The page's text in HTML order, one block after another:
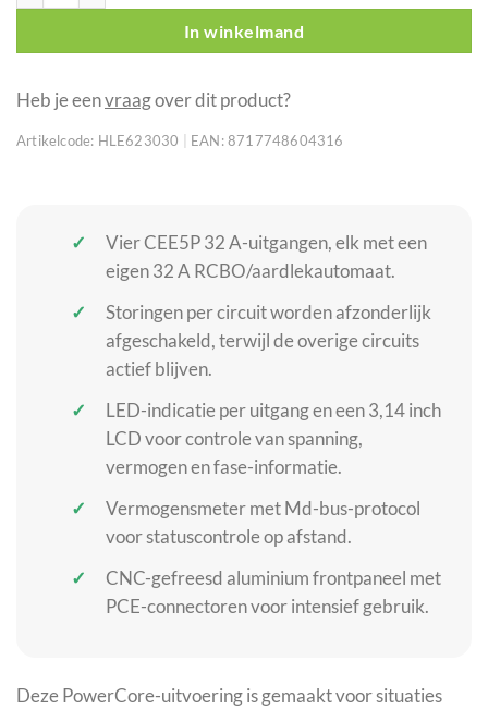
In winkelmand
Heb je eenvraagover dit product?
Artikelcode: HLE623030 EAN: 8717748604316
Vier CEE5P 32 A-uitgangen, elk met een
eigen 32 A RCBO/aardlekautomaat.
Storingen per circuit worden afzonderlijk
afgeschakeld, terwijl de overige circuits
actief blijven.
LED-indicatie per uitgang en een 3,14 inch
LCD voor controle van spanning,
vermogen en fase-informatie.
Vermogensmeter met Md-bus-protocol
voor statuscontrole op afstand.
CNC-gefreesd aluminium frontpaneel met
PCE-connectoren voor intensief gebruik.
Deze PowerCore-uitvoering is gemaakt voor situaties